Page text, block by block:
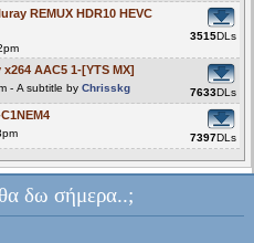
REMUX HDR10 HEVC
3515DLs
AAC5 1-[YTS MX]
- A subtitle by Chrisskg 7633DLs
7397DLs
δω σήμερα..;